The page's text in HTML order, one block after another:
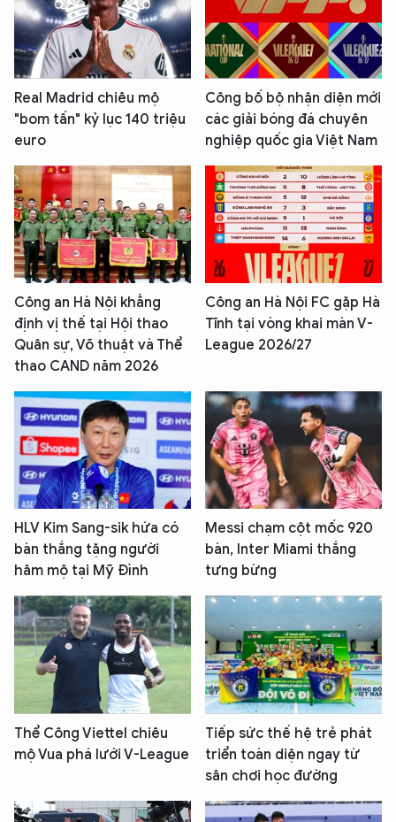
Real Madrid chiêu mộ
"bom tấn" kỷ lục 140 triệu
euro
Công bố bộ nhận diện mới
các giải bóng đá chuyên
nghiệp quốc gia Việt Nam
Công an Hà Nội khẳng
định vị thế tại Hội thao
Quân sự, Võ thuật và Thể
thao CAND năm 2026
Công an Hà Nội FC gặp Hà
Tĩnh tại vòng khai màn V-
League 2026/27
HLV Kim Sang-sik hứa có
bàn thắng tặng người
hâm mộ tại Mỹ Đình
Messi chạm cột mốc 920
bàn, Inter Miami thắng
tưng bừng
Thể Công Viettel chiêu
mộ Vua phá lưới V-League
Tiếp sức thế hệ trẻ phát
triển toàn diện ngay từ
sân chơi học đường